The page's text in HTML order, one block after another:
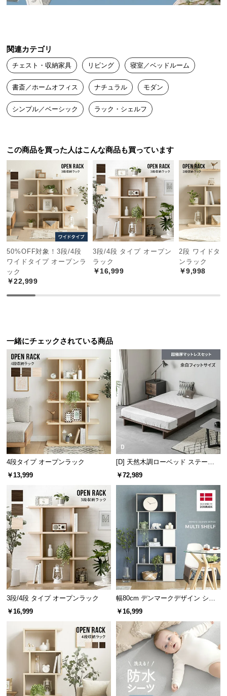
い
て
大
型
商
配
送
い
中
型
商
品
の
い
て
小
型
商
品
の
配
送
に
つ
い
て
開
梱
設
ー
ビ
ス
に
い
入
シリーズからお好みの形を選んでカスタマイズコー
スリムサイズで空間にフィット
スリムな奥行きでちょっとしたスペースにもすっき
り置けるサイズ感。A4の書類も収納できる十分な高
さがあります。
横幅 奥行き 高さ
約119.5㎝ 約32㎝ 約148㎝
重厚感のある板の厚み
しっかりとした厚みのある板で構成されたラック
は、置くだけで重厚感のある雰囲気を演出すること
ができます。
関連カテゴリ
チェスト・収納家具 リビング 寝室／ベッドルーム
書斎／ホームオフィス ナチュラル モダン
シンプル／ベーシック ラック・シェルフ
この商品を買った人はこんな商品も買っています
50%OFF対象！3段/4段
ワイドタイプ オープンラ
ック
￥22,999
3段/4段 タイプ オープン
ラック
￥16,999
2段 ワイドタ
ンラック
￥9,998
一緒にチェックされている商品
4段タイプ オープンラック
￥13,999
[D] 天然木調ローベッド ステージ
ベッド 超極厚マットレス付き（余
￥72,989
3段/4段 タイプ オープンラック
￥16,999
幅80cm デンマークデザイン シェ
ルフ
￥16,999